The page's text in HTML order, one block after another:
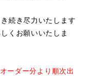
続き尽力いたします
くお願いいたしま
ーダー分より順次出